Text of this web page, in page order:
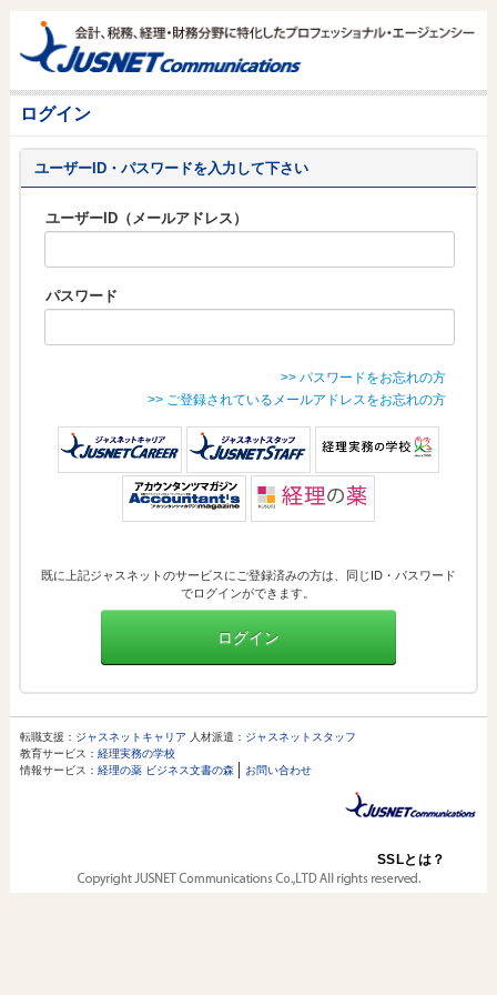
ログイン
ユーザーID・パスワードを入力して下さい
ユーザーID（メールアドレス）
パスワード
>> パスワードをお忘れの方
>> ご登録されているメールアドレスをお忘れの方
既に上記ジャスネットのサービスにご登録済みの方は、同じID・パスワード
でログインができます。
ログイン
転職支援： ジャスネットキャリア 人材派遣： ジャスネットスタッフ
教育サービス： 経理実務の学校
情報サービス： 経理の薬 ビジネス文書の森 お問い合わせ
SSLとは？